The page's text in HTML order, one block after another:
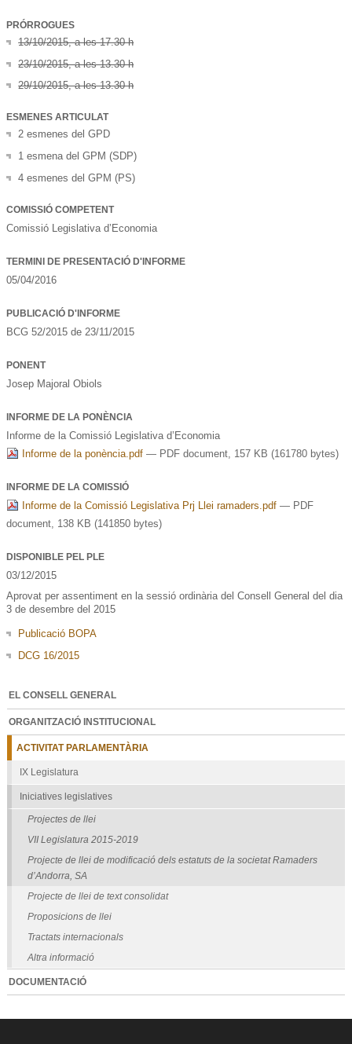
PRÓRROGUES
13/10/2015, a les 17.30 h
23/10/2015, a les 13.30 h
29/10/2015, a les 13.30 h
ESMENES ARTICULAT
2 esmenes del GPD
1 esmena del GPM (SDP)
4 esmenes del GPM (PS)
COMISSIÓ COMPETENT
Comissió Legislativa d’Economia
TERMINI DE PRESENTACIÓ D'INFORME
05/04/2016
PUBLICACIÓ D'INFORME
BCG 52/2015 de 23/11/2015
PONENT
Josep Majoral Obiols
INFORME DE LA PONÈNCIA
Informe de la Comissió Legislativa d’Economia
Informe de la ponència.pdf— PDF document, 157 KB (161780 bytes)
INFORME DE LA COMISSIÓ
Informe de la Comissió Legislativa Prj Llei ramaders.pdf— PDF
document, 138 KB (141850 bytes)
DISPONIBLE PEL PLE
03/12/2015
Aprovat per assentiment en la sessió ordinària del Consell General del dia
3 de desembre del 2015
Publicació BOPA
DCG 16/2015
EL CONSELL GENERAL
ORGANITZACIÓ INSTITUCIONAL
ACTIVITAT PARLAMENTÀRIA
IX Legislatura
Iniciatives legislatives
Projectes de llei
VII Legislatura 2015-2019
Projecte de llei de modificació dels estatuts de la societat Ramaders
d’Andorra, SA
Projecte de llei de text consolidat
Proposicions de llei
Tractats internacionals
Altra informació
DOCUMENTACIÓ